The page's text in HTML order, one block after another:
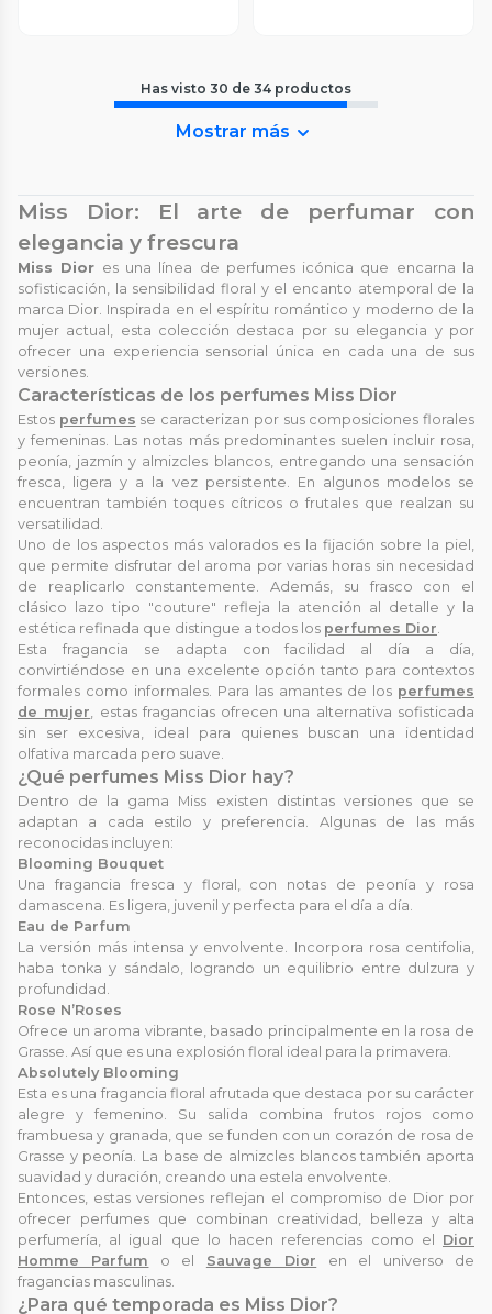
Has visto 30 de 34 productos
Mostrar más
Miss Dior: El arte de perfumar con
elegancia y frescura
Miss Dior es una línea de perfumes icónica que encarna la
sofisticación, la sensibilidad floral y el encanto atemporal de la
marca Dior. Inspirada en el espíritu romántico y moderno de la
mujer actual, esta colección destaca por su elegancia y por
ofrecer una experiencia sensorial única en cada una de sus
versiones.
Características de los perfumes Miss Dior
Estos perfumes se caracterizan por sus composiciones florales
y femeninas. Las notas más predominantes suelen incluir rosa,
peonía, jazmín y almizcles blancos, entregando una sensación
fresca, ligera y a la vez persistente. En algunos modelos se
encuentran también toques cítricos o frutales que realzan su
versatilidad.
Uno de los aspectos más valorados es la fijación sobre la piel,
que permite disfrutar del aroma por varias horas sin necesidad
de reaplicarlo constantemente. Además, su frasco con el
clásico lazo tipo "couture" refleja la atención al detalle y la
estética refinada que distingue a todos los perfumes Dior
Esta fragancia se adapta con facilidad al día a día,
convirtiéndose en una excelente opción tanto para contextos
formales como informales. Para las amantes de los perfumes
de mujer , estas fragancias ofrecen una alternativa sofisticada
sin ser excesiva, ideal para quienes buscan una identidad
olfativa marcada pero suave.
¿Qué perfumes Miss Dior hay?
Dentro de la gama Miss existen distintas versiones que se
adaptan a cada estilo y preferencia. Algunas de las más
reconocidas incluyen:
Blooming Bouquet
Una fragancia fresca y floral, con notas de peonía y rosa
damascena. Es ligera, juvenil y perfecta para el día a día.
Eau de Parfum
La versión más intensa y envolvente. Incorpora rosa centifolia,
haba tonka y sándalo, logrando un equilibrio entre dulzura y
profundidad.
Rose N’Roses
Ofrece un aroma vibrante, basado principalmente en la rosa de
Grasse. Así que es una explosión floral ideal para la primavera.
Absolutely Blooming
Esta es una fragancia floral afrutada que destaca por su carácter
alegre y femenino. Su salida combina frutos rojos como
frambuesa y granada, que se funden con un corazón de rosa de
Grasse y peonía. La base de almizcles blancos también aporta
suavidad y duración, creando una estela envolvente.
Entonces, estas versiones reflejan el compromiso de Dior por
ofrecer perfumes que combinan creatividad, belleza y alta
perfumería, al igual que lo hacen referencias como el Dior
Homme Parfum o el Sauvage Dior en el universo de
fragancias masculinas.
¿Para qué temporada es Miss Dior?